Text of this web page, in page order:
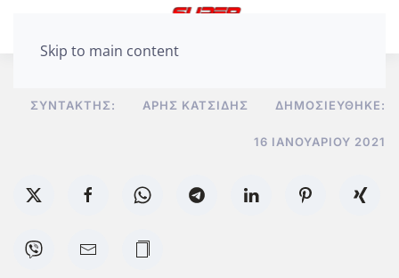
Skip to main content
ΣΥΝΤΆΚΤΗΣ: ΆΡΗΣ ΚΑΤΣΊΔΗΣ ΔΗΜΟΣΙΕΎΘΗΚΕ:
16 ΙΑΝΟΥΑΡΊΟΥ 2021